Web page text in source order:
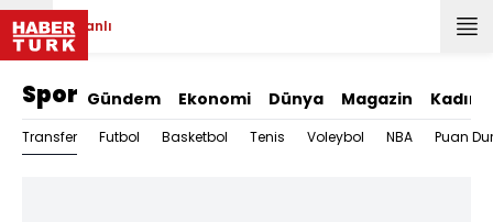
Canlı
Spor Gündem Ekonomi Dünya Magazin Kadın
Transfer Futbol Basketbol Tenis Voleybol NBA Puan